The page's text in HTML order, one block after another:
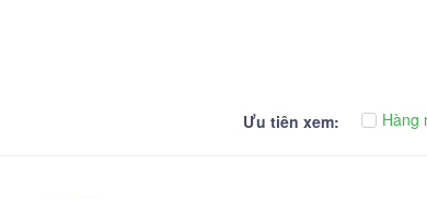
Ưu tiên xem: Hàng